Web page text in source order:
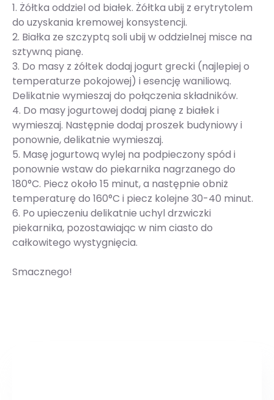
1. Żółtka oddziel od białek. Żółtka ubij z erytrytolem
do uzyskania kremowej konsystencji.
2. Białka ze szczyptą soli ubij w oddzielnej misce na
sztywną pianę.
3. Do masy z żółtek dodaj jogurt grecki (najlepiej o
temperaturze pokojowej) i esencję waniliową.
Delikatnie wymieszaj do połączenia składników.
4. Do masy jogurtowej dodaj pianę z białek i
wymieszaj. Następnie dodaj proszek budyniowy i
ponownie, delikatnie wymieszaj.
5. Masę jogurtową wylej na podpieczony spód i
ponownie wstaw do piekarnika nagrzanego do
180°C. Piecz około 15 minut, a następnie obniż
temperaturę do 160°C i piecz kolejne 30-40 minut.
6. Po upieczeniu delikatnie uchyl drzwiczki
piekarnika, pozostawiając w nim ciasto do
całkowitego wystygnięcia.
Smacznego!